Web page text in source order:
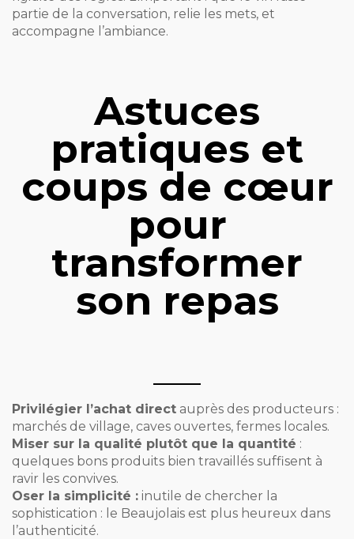
partie de la conversation, relie les mets, et
accompagne l’ambiance.
Astuces
pratiques et
coups de cœur
pour
transformer
son repas
Privilégier l’achat direct auprès des producteurs :
marchés de village, caves ouvertes, fermes locales.
Miser sur la qualité plutôt que la quantité :
quelques bons produits bien travaillés suffisent à
ravir les convives.
Oser la simplicité : inutile de chercher la
sophistication : le Beaujolais est plus heureux dans
l’authenticité.